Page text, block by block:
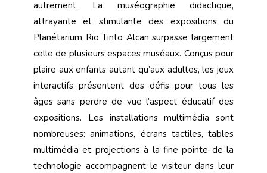
autrement. La muséographie didactique,
attrayante et stimulante des expositions du
Planétarium Rio Tinto Alcan surpasse largement
celle de plusieurs espaces muséaux. Conçus pour
plaire aux enfants autant qu’aux adultes, les jeux
interactifs présentent des défis pour tous les
âges sans perdre de vue l’aspect éducatif des
expositions. Les installations multimédia sont
nombreuses: animations, écrans tactiles, tables
multimédia et projections à la fine pointe de la
technologie accompagnent le visiteur dans leur